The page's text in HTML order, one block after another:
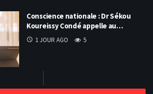
Conscience nationale : Dr Sékou
Koureissy Condé appelle au…
1 JOUR AGO 5